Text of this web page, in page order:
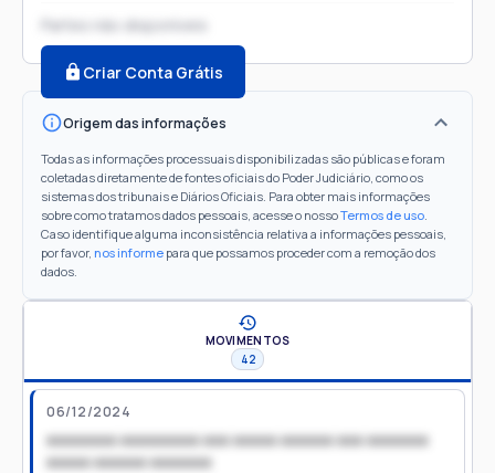
Partes não disponíveis
Criar Conta Grátis
Origem das informações
Todas as informações processuais disponibilizadas são públicas e foram
coletadas diretamente de fontes oficiais do Poder Judiciário, como os
sistemas dos tribunais e Diários Oficiais. Para obter mais informações
sobre como tratamos dados pessoais, acesse o nossoTermos de uso.
Caso identifique alguma inconsistência relativa a informações pessoais,
por favor, nos informe para que possamos proceder com a remoção dos
dados.
MOVIMENTOS
42
06/12/2024
xxxxxxxx xxxxxxxxx xxx xxxxx xxxxxx xxx xxxxxxx
xxxxx xxxxxx xxxxxxx